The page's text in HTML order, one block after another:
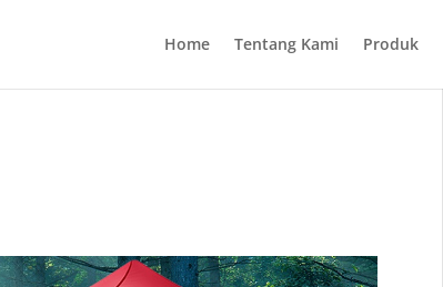
Home Tentang Kami Produk